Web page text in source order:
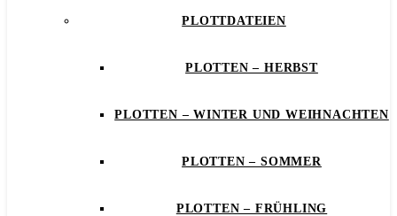
PLOTTDATEIEN
PLOTTEN – HERBST
PLOTTEN – WINTER UND WEIHNACHTEN
PLOTTEN – SOMMER
PLOTTEN – FRÜHLING